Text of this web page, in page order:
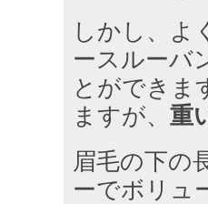
しかし、よ
ースルーバ
とができま
ますが、 重
眉毛の下の
ーでボリュ